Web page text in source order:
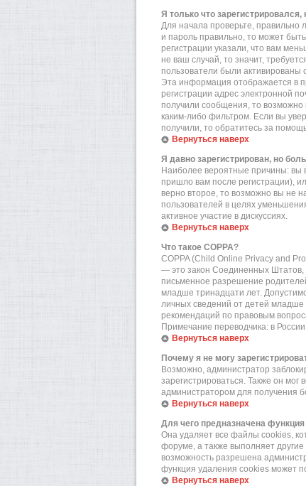
Я только что зарегистрировался,
Для начала проверьте, правильно
и пароль правильно, то может
регистрации указали, что вам
не ваш случай, то значит,
пользователи были активированы
Эта информация отображается в
регистрации адрес электронной
получили сообщения, то возможно
каким-либо фильтром. Если вы
получили, то обратитесь за
Вернуться наверх
Я давно зарегистрирован, но
Наиболее вероятные причины: вы
пришло вам после регистрации),
верно второе, то возможно вы не
пользователей в целях
активное участие в дискуссиях.
Вернуться наверх
Что такое COPPA?
COPPA (Child Online Privacy and
— это закон Соединенных
письменное разрешение
младше тринадцати лет.
личных сведений от детей
рекомендаций по правовым
Примечание переводчика: в
Вернуться наверх
Почему я не могу
Возможно, администратор
зарегистрироваться. Также он
администратором для получения
Вернуться наверх
Для чего предназначена
Она удаляет все файлы cookies,
форуме, а также выполняет
возможность разрешена
функция удаления cookies может
Вернуться наверх